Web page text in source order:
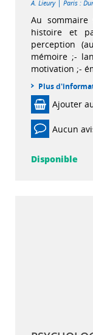
A. Lieury | Paris :
Au
histoire et
perception
mémoire ;-
motivation ;-
Plus
Ajouter
Aucun
Disponible